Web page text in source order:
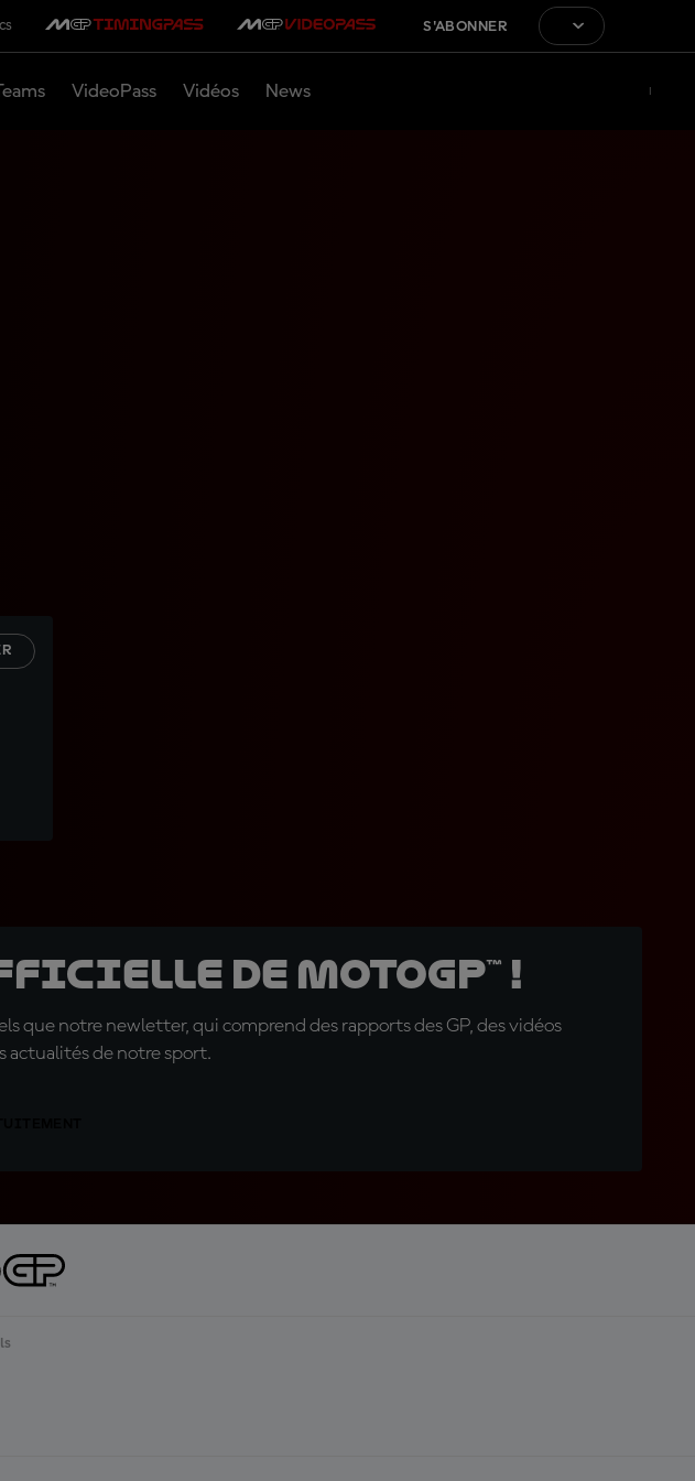
S'ABONNER
VideoPass Vidéos News
de MotoGP™ !
que notre newletter, qui comprend des rapports des GP, des vidéos
actualités de notre sport.